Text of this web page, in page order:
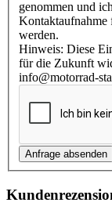
genommen und
Kontaktaufnahme
werden.
Hinweis: Diese
für die Zukunft
info@motorrad-